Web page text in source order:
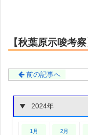
【秋葉原示唆考
前の記事へ
2024年
1月 2月